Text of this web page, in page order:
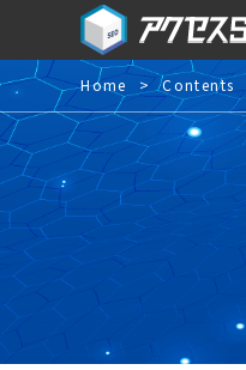
Home Contents